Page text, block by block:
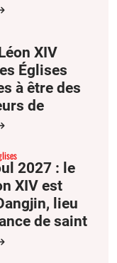
XIV
Églises
à être des
de
»
2027 : le
XIV est
lieu
de saint